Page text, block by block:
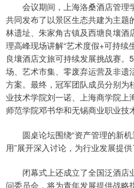
会议期间，上海洛桑酒店管理
共同发布了以景区生态共建为主题
林遗址、朱家角古镇及西塘良壤
理高峰现场讲解“艺术度假+可持续
良壤酒店文旅可持续发展挑战赛
场、艺术市集、零废弃运营及非
方案。最终，冠军团队成员分别
业技术学院刘一诺、上海商学院
师范学院邓书华和无锡商业职业技
圆桌论坛围绕“资产管理的新机
用”展开深入讨论，为行业发展提供
闭幕式上还成立了全国泛酒店
问委员会，将为青年发展提供战略